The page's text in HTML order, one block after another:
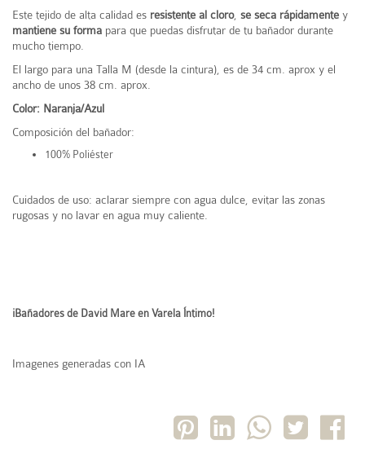
Este tejido de alta calidad es resistente al cloro, se seca rápidamente y
mantiene su forma para que puedas disfrutar de tu bañador durante
mucho tiempo.
El largo para una Talla M (desde la cintura), es de 34 cm. aprox y el
ancho de unos 38 cm. aprox.
Color: Naranja/Azul
Composición del bañador:
100% Poliéster
Cuidados de uso: aclarar siempre con agua dulce, evitar las zonas
rugosas y no lavar en agua muy caliente.
¡Bañadores de David Mare en Varela Íntimo!
Imagenes generadas con IA